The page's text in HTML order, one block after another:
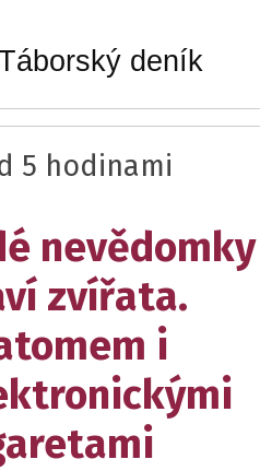
deník
5 hodinami
nevědomky
zvířata.
i